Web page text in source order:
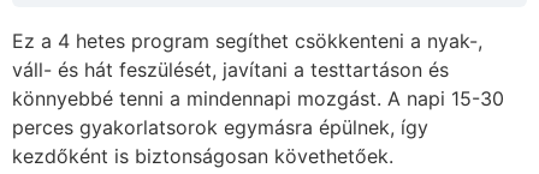
Ez a 4 hetes program segíthet csökkenteni a nyak-,
váll- és hát feszülését, javítani a testtartáson és
könnyebbé tenni a mindennapi mozgást. A napi 15-30
perces gyakorlatsorok egymásra épülnek, így
kezdőként is biztonságosan követhetőek.